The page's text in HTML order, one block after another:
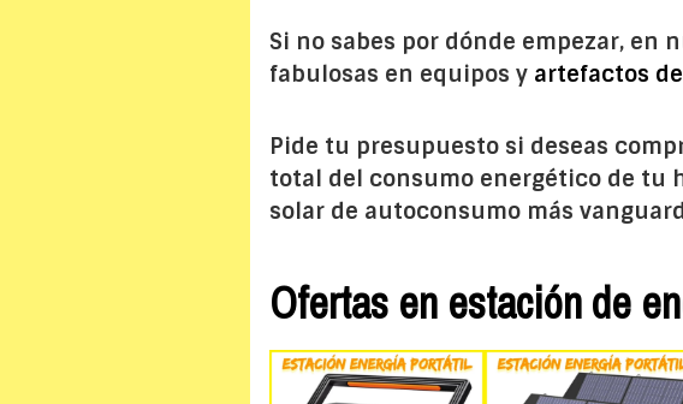
Si no sabes por dónde empezar, en
fabulosas en equipos y artefactos
Pide tu presupuesto si deseas
total del consumo energético de tu
solar de autoconsumo más
Ofertas en estación de